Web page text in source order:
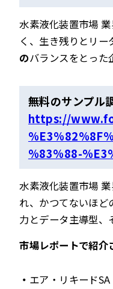
水素液化装置市場
く、生き残りとリー
のバランスをとった
無料のサンプル
https://
%83%88-
水素液化装置市場 業
れ、かつてないほど
力とデータ主導型、
市場レポートで紹介
エア・リキードSA